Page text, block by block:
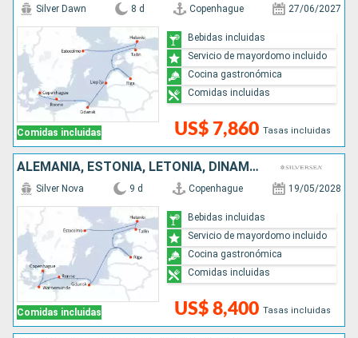
Comidas incluidas
Silver Dawn 8 d Copenhague 27/06/2027
US$ 7,860 Tasas incluidas
Bebidas incluidas
Servicio de mayordomo incluido
Cocina gastronómica
Comidas incluidas
ALEMANIA, ESTONIA, LETONIA, DINAMARCA, SUECIA, POLONIA, FINLANDIA
Comidas incluidas
Silver Nova 9 d Copenhague 19/05/2028
US$ 8,400 Tasas incluidas
Bebidas incluidas
Servicio de mayordomo incluido
Cocina gastronómica
Comidas incluidas